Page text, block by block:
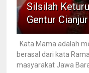
Silsilah
Gentur Cianjur
Kata Mama adalah
berasal dari kata
masyarakat Jawa